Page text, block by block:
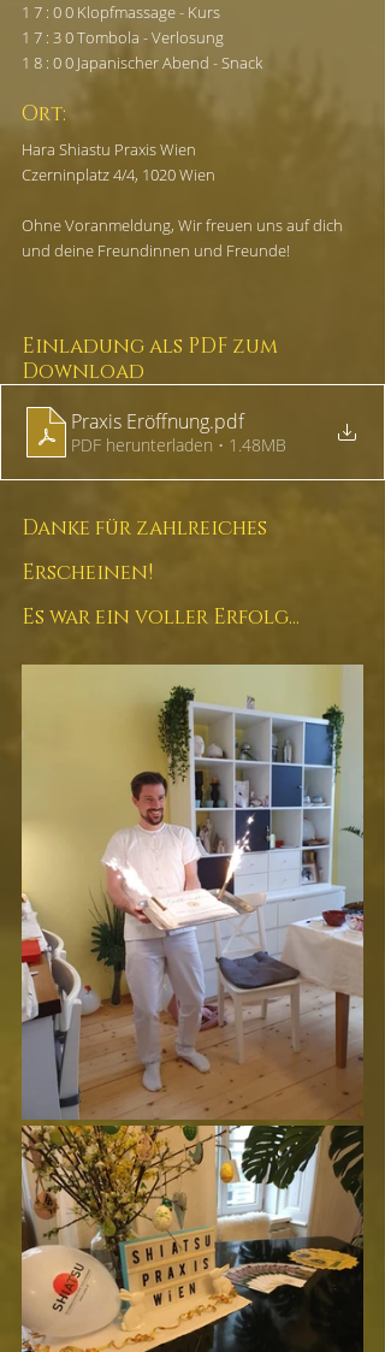
1 7 : 0 0 Klopfmassage - Kurs
1 7 : 3 0 Tombola - Verlosung
1 8 : 0 0 Japanischer Abend - Snack
Ort:
Hara Shiastu Praxis Wien
Czerninplatz 4/4, 1020 Wien
Ohne Voranmeldung, Wir freuen uns auf dich
und deine Freundinnen und Freunde!
Einladung als PDF zum
Download
Praxis Eröffnung.pdf
PDF herunterladen • 1.48MB
Danke für zahlreiches
Erscheinen!
Es war ein voller Erfolg...